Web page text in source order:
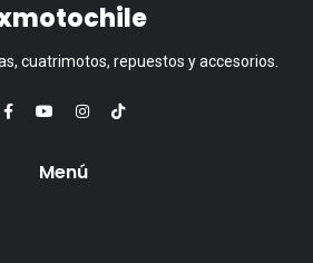
cuatrimotos, repuestos y accesorios.
Menú